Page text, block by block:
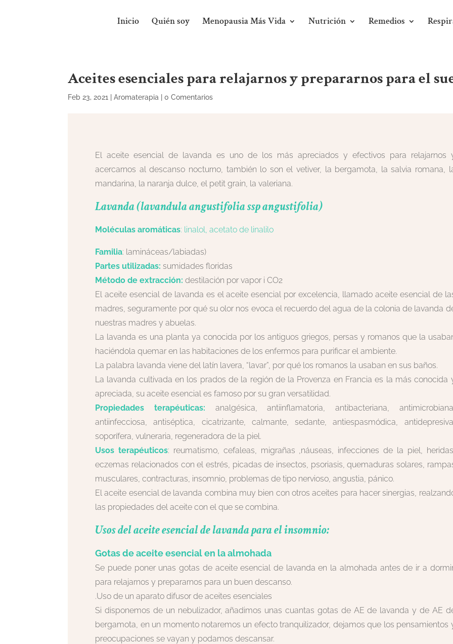
Inicio Quién soy Menopausia Más Vida Nutrición Remedios
Aceites esenciales para relajarnos y prepararnos para el
Feb 23, 2021 |Aromaterapia |0 Comentarios
El aceite esencial de lavanda es uno de los más apreciados y efectivos para relajarnos
acercarnos al descanso nocturno, también lo son el vetiver, la bergamota, la salvia romana,
mandarina, la naranja dulce, el petit grain, la valeriana.
Lavanda (lavandula angustifolia ssp angustifolia)
Moléculas aromáticas: linalol, acetato de linalilo
Familia: lamináceas/labiadas)
Partes utilizadas:sumidades floridas
Método de extracción:destilación por vapor i CO2
El aceite esencial de lavanda es el aceite esencial por excelencia, llamado aceite esencial de
madres, seguramente por qué su olor nos evoca el recuerdo del agua de la colonia de lavanda
nuestras madres y abuelas.
La lavanda es una planta ya conocida por los antiguos griegos, persas y romanos que la
haciéndola quemar en las habitaciones de los enfermos para purificar el ambiente.
La palabra lavanda viene del latín lavera, “lavar”, por qué los romanos la usaban en sus baños.
La lavanda cultivada en los prados de la región de la Provenza en Francia es la más conocida
apreciada, su aceite esencial es famoso por su gran versatilidad.
Propiedades terapéuticas: analgésica, antiinflamatoria, antibacteriana,
antiinfecciosa, antiséptica, cicatrizante, calmante, sedante, antiespasmódica,
soporífera, vulneraria, regeneradora de la piel.
Usos terapéuticos: reumatismo, cefaleas, migrañas ,náuseas, infecciones de la piel,
eczemas relacionados con el estrés, picadas de insectos, psoriasis, quemaduras solares,
musculares, contracturas, insomnio, problemas de tipo nervioso, angustia, pánico.
El aceite esencial de lavanda combina muy bien con otros aceites para hacer sinergias,
las propiedades del aceite con el que se combina.
Usos del aceite esencial de lavanda para el insomnio:
Gotas de aceite esencial en la almohada
Se puede poner unas gotas de aceite esencial de lavanda en la almohada antes de ir a
para relajarnos y prepararnos para un buen descanso.
.Uso de un aparato difusor de aceites esenciales
Si disponemos de un nebulizador, añadimos unas cuantas gotas de AE de lavanda y de AE
bergamota, en un momento notaremos un efecto tranquilizador, dejamos que los pensamientos
preocupaciones se vayan y podamos descansar.